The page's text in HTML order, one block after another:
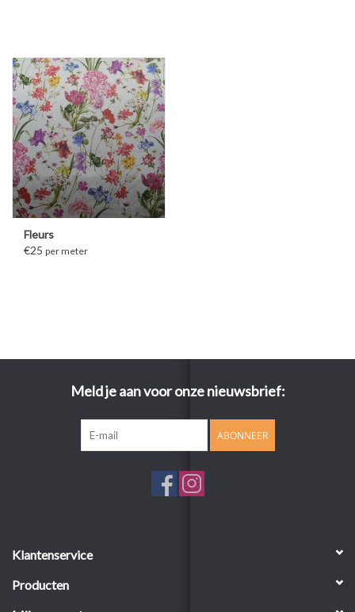
Fleurs
€25 per meter
Meld je aan voor onze nieuwsbrief:
ABONNEER
Klantenservice
Producten